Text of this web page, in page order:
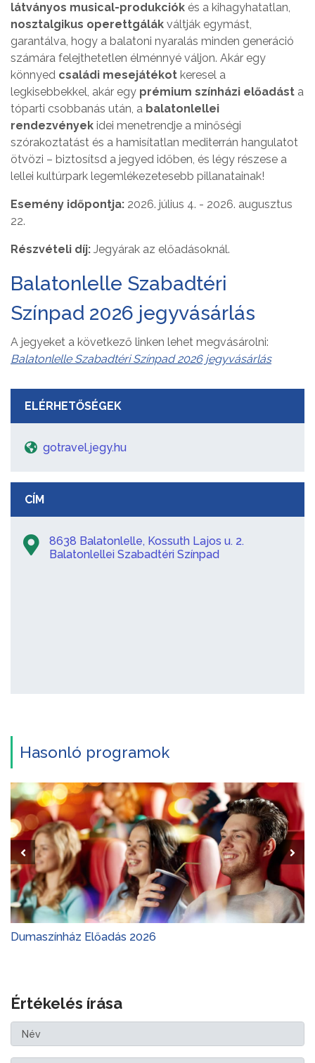
látványos musical-produkciók és a kihagyhatatlan,
nosztalgikus operettgálák váltják egymást,
garantálva, hogy a balatoni nyaralás minden generáció
számára felejthetetlen élménnyé váljon. Akár egy
könnyed családi mesejátékot keresel a
legkisebbekkel, akár egy prémium színházi előadást a
tóparti csobbanás után, a balatonlellei
rendezvények idei menetrendje a minőségi
szórakoztatást és a hamisítatlan mediterrán hangulatot
ötvözi – biztosítsd a jegyed időben, és légy részese a
lellei kultúrpark legemlékezetesebb pillanatainak!
Esemény időpontja: 2026. július 4. - 2026. augusztus
22.
Részvételi díj: Jegyárak az előadásoknál.
Balatonlelle Szabadtéri
Színpad 2026 jegyvásárlás
A jegyeket a következő linken lehet megvásárolni:
Balatonlelle Szabadtéri Színpad 2026 jegyvásárlás
ELÉRHETŐSÉGEK
gotravel.jegy.hu
CÍM
8638 Balatonlelle, Kossuth Lajos u. 2.
Balatonlellei Szabadtéri Színpad
Hasonló programok
Dumaszínház Előadás 2026
Értékelés írása